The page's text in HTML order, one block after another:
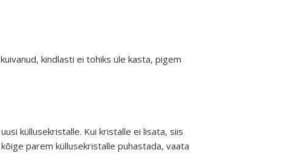
kindlasti ei tohiks üle kasta, pigem
küllusekristalle. Kui kristalle ei lisata, siis
parem küllusekristalle puhastada, vaata